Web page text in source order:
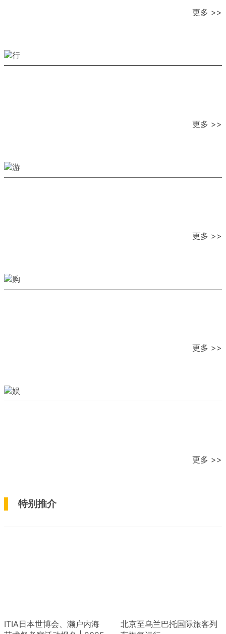
更多 >>
更多 >>
更多 >>
更多 >>
更多 >>
特别推介
ITIA日本世博会、濑户内海
北京至乌兰巴托国际旅客列